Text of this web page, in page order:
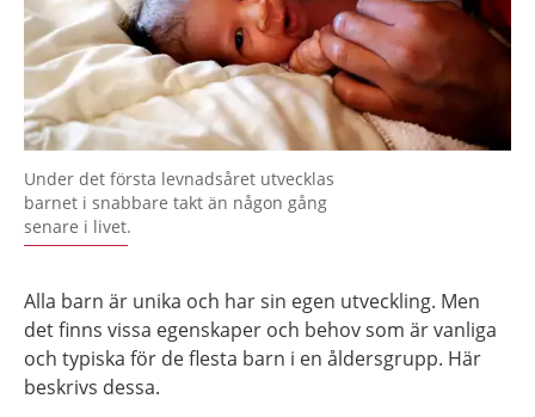
Under det första levnadsåret utvecklas
barnet i snabbare takt än någon gång
senare i livet.
Alla barn är unika och har sin egen utveckling. Men
det finns vissa egenskaper och behov som är vanliga
och typiska för de flesta barn i en åldersgrupp. Här
beskrivs dessa.